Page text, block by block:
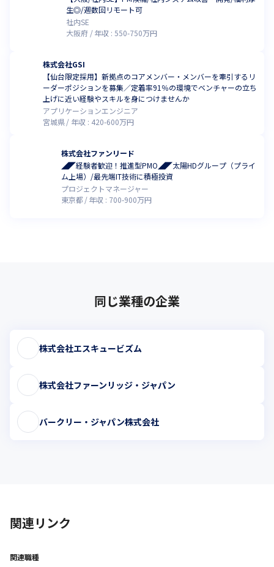
生◎/週数回リモート可
社内SE
大阪府
年収 :550-750万円
株式会社GSI
【仙台限定採用】新拠点のコアメンバー・メンバーを牽引するリ
ーダーポジションを募集／定着率91％の環境でベンチャーの立ち
上げに近い経験やスキルを身につけませんか
アプリケーションエンジニア
宮城県
年収 : 420-600万円
株式会社ファンリード
◢◤経験者歓迎！推進型PMO◢◤太陽HDグループ（プライ
ム上場）/最先端IT技術に積極投資
プロジェクトマネージャー
東京都
年収 : 700-900万円
同じ業種の企業
株式会社エスキュービズム
株式会社ファーンリッジ・ジャパン
バークリー・ジャパン株式会社
関連リンク
関連職種